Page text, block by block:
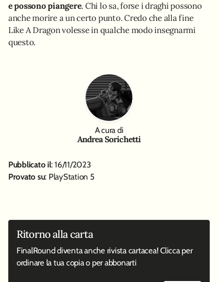
e possono piangere. Chi lo sa, forse i draghi possono
anche morire a un certo punto. Credo che alla fine
Like A Dragon volesse in qualche modo insegnarmi
questo.
A cura di
Andrea Sorichetti
Pubblicato il: 16/11/2023
Provato su: PlayStation 5
Ritorno alla carta
FinalRound diventa anche rivista cartacea! Clicca per
ordinare la tua copia o per abbonarti